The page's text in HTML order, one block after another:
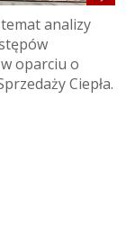
temat analizy
oparciu o
Ciepła.